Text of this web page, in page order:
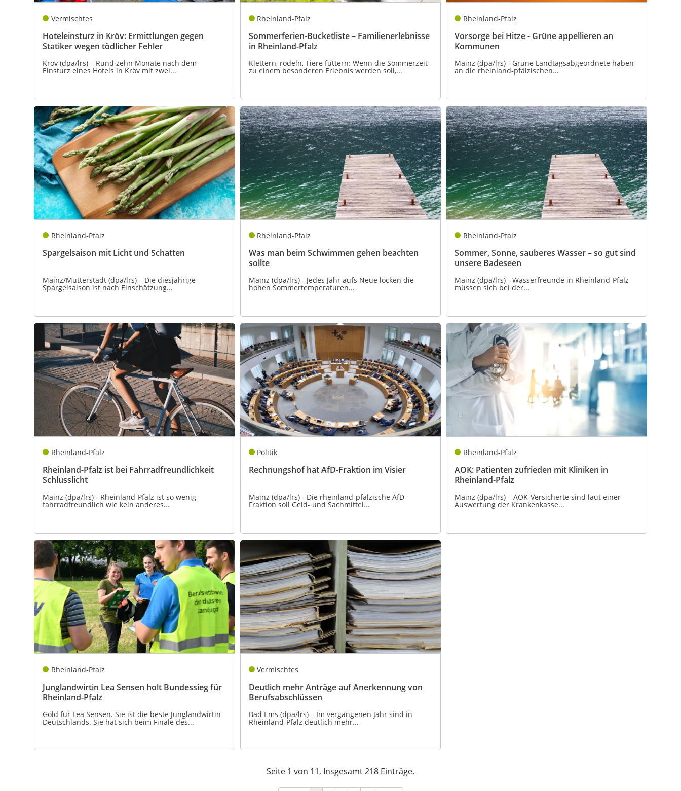
Vermischtes
Hoteleinsturz in Kröv: Ermittlungen gegen
Statiker wegen tödlicher Fehler
Kröv (dpa/lrs) – Rund zehn Monate nach dem
Einsturz eines Hotels in Kröv mit zwei...
Rheinland-Pfalz
Sommerferien-Bucketliste – Familienerlebnisse
in Rheinland-Pfalz
Klettern, rodeln, Tiere füttern: Wenn die Sommerzeit
zu einem besonderen Erlebnis werden soll,...
Rheinland-Pfalz
Vorsorge bei Hitze - Grüne appellieren an
Kommunen
Mainz (dpa/lrs) - Grüne Landtagsabgeordnete haben
an die rheinland-pfälzischen...
Rheinland-Pfalz
Spargelsaison mit Licht und Schatten
Mainz/Mutterstadt (dpa/lrs) – Die diesjährige
Spargelsaison ist nach Einschätzung...
Rheinland-Pfalz
Was man beim Schwimmen gehen beachten
sollte
Mainz (dpa/lrs) - Jedes Jahr aufs Neue locken die
hohen Sommertemperaturen...
Rheinland-Pfalz
Sommer, Sonne, sauberes Wasser – so gut sind
unsere Badeseen
Mainz (dpa/lrs) - Wasserfreunde in Rheinland-Pfalz
müssen sich bei der...
Rheinland-Pfalz
Rheinland-Pfalz ist bei Fahrradfreundlichkeit
Schlusslicht
Mainz (dpa/lrs) - Rheinland-Pfalz ist so wenig
fahrradfreundlich wie kein anderes...
Politik
Rechnungshof hat AfD-Fraktion im Visier
Mainz (dpa/lrs) - Die rheinland-pfälzische AfD-
Fraktion soll Geld- und Sachmittel...
Rheinland-Pfalz
AOK: Patienten zufrieden mit Kliniken in
Rheinland-Pfalz
Mainz (dpa/lrs) – AOK-Versicherte sind laut einer
Auswertung der Krankenkasse...
Rheinland-Pfalz
Junglandwirtin Lea Sensen holt Bundessieg für
Rheinland-Pfalz
Gold für Lea Sensen. Sie ist die beste Junglandwirtin
Deutschlands. Sie hat sich beim Finale des...
Vermischtes
Deutlich mehr Anträge auf Anerkennung von
Berufsabschlüssen
Bad Ems (dpa/lrs) – Im vergangenen Jahr sind in
Rheinland-Pfalz deutlich mehr...
Seite 1 von 11, Insgesamt 218 Einträge.